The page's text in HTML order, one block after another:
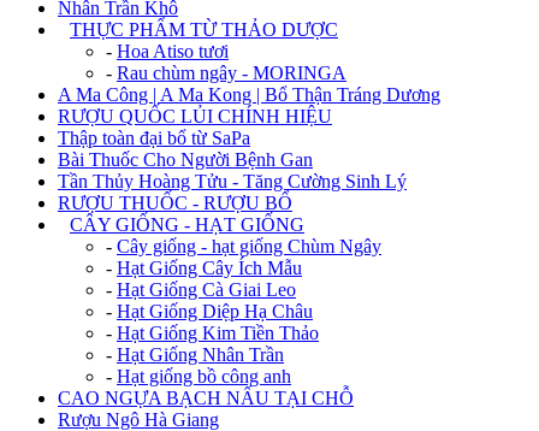
Nhân Trần Khô
THỰC PHẨM TỪ THẢO DƯỢC
- Hoa Atiso tươi
- Rau chùm ngây - MORINGA
A Ma Công | A Ma Kong | Bổ Thận Tráng Dương
RƯỢU QUỐC LỦI CHÍNH HIỆU
Thập toàn đại bổ từ SaPa
Bài Thuốc Cho Người Bệnh Gan
Tần Thủy Hoàng Tửu - Tăng Cường Sinh Lý
RƯỢU THUỐC - RƯỢU BỔ
CÂY GIỐNG - HẠT GIỐNG
- Cây giống - hạt giống Chùm Ngây
- Hạt Giống Cây Ích Mẫu
- Hạt Giống Cà Giai Leo
- Hạt Giống Diệp Hạ Châu
- Hạt Giống Kim Tiền Thảo
- Hạt Giống Nhân Trần
- Hạt giống bồ công anh
CAO NGỰA BẠCH NẤU TẠI CHỖ
Rượu Ngô Hà Giang